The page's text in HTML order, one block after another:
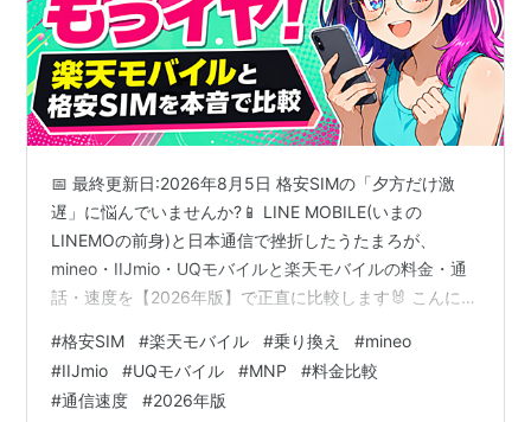
このパッケージが販売されるが、ビックカメラグループ
による特典として公衆無線LAN「Wi2 300」のサービス
利用権が追加されている。
📅 最終更新日:2026年8月5日 格安SIMの「夕方だけ激
遅」に悩んでいませんか?📱 LINE MOBILE(いまの
LINEMOの前身)と日本通信で挫折したうたまろが、
mineo・IIJmio・UQモバイルと楽天モバイルの料金・通
話・速度を【2026年版】で正直に比較します🐰 こんにち
然読み込まない…」「安いから我慢してるけど正直スト
レス」「楽天モバイルにしたら変わるの?」「でも料金上
がるのはイヤだな」 って気持ち、痛いほどわかります💭
#格安SIM #楽天モバイル #乗り換え #mineo
#IIJmio #UQモバイル #MNP #料金比較
#通信速度 #2026年版